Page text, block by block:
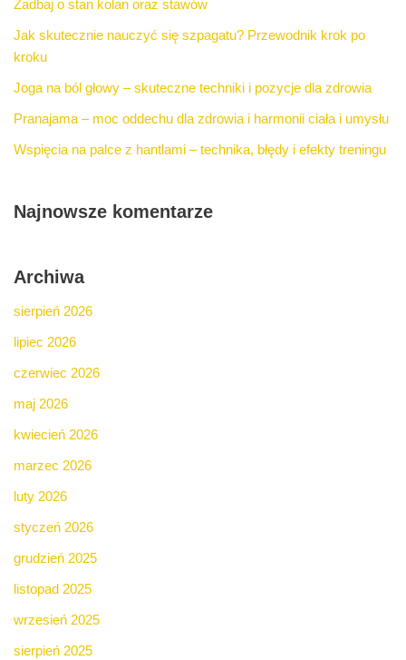
Zadbaj o stan kolan oraz stawów
Jak skutecznie nauczyć się szpagatu? Przewodnik krok po
kroku
Joga na ból głowy – skuteczne techniki i pozycje dla zdrowia
Pranajama – moc oddechu dla zdrowia i harmonii ciała i umysłu
Wspięcia na palce z hantlami – technika, błędy i efekty treningu
Najnowsze komentarze
Archiwa
sierpień 2026
lipiec 2026
czerwiec 2026
maj 2026
kwiecień 2026
marzec 2026
luty 2026
styczeń 2026
grudzień 2025
listopad 2025
wrzesień 2025
sierpień 2025